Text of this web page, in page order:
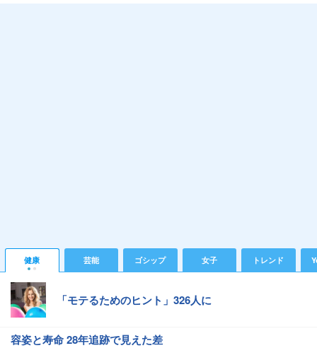
健康 芸能 ゴシップ 女子 トレンド
「モテるためのヒント」326人に
容姿と寿命 28年追跡で見えた差